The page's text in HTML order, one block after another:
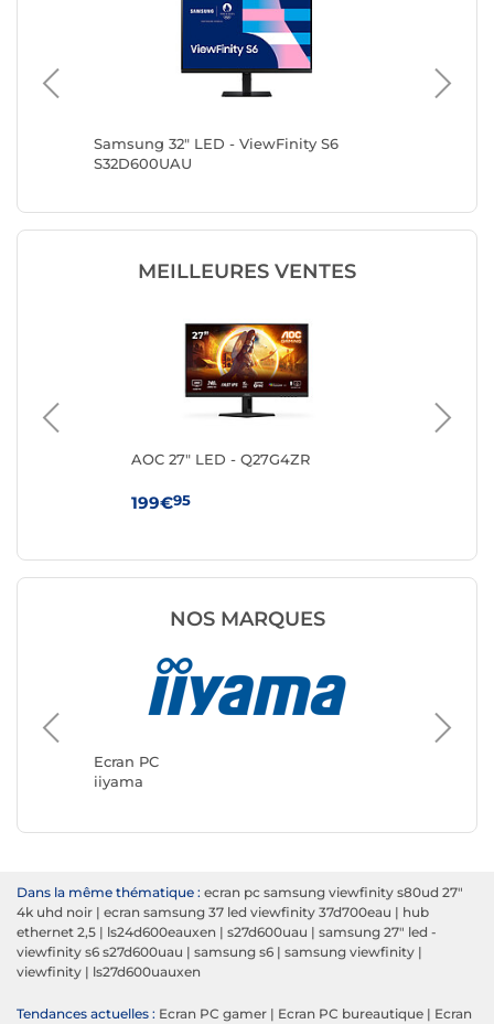
Samsung 32" LED - ViewFinity S6
S32D600UAU
MEILLEURES VENTES
AOC 27" LED - Q27G4ZR
199€95
NOS MARQUES
Ecran PC
iiyama
Ecran
ASUS
Dans la même thématique : ecran pc samsung viewfinity s80ud 27"
4k uhd noir | ecran samsung 37 led viewfinity 37d700eau | hub
ethernet 2,5 | ls24d600eauxen | s27d600uau | samsung 27" led -
viewfinity s6 s27d600uau | samsung s6 | samsung viewfinity |
viewfinity | ls27d600uauxen
Tendances actuelles : Ecran PC gamer | Ecran PC bureautique | Ecran